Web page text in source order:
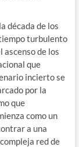
década de los
turbulento
ascenso de los
que
incierto se
por la
que
como un
a una
red de